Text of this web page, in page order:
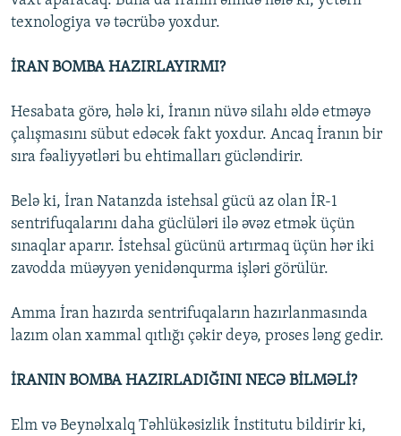
texnologiya və təcrübə yoxdur.
İRAN BOMBA HAZIRLAYIRMI?
Hesabata görə, hələ ki, İranın nüvə silahı əldə etməyə
çalışmasını sübut edəcək fakt yoxdur. Ancaq İranın bir
sıra fəaliyyətləri bu ehtimalları gücləndirir.
Belə ki, İran Natanzda istehsal gücü az olan İR-1
sentrifuqalarını daha güclüləri ilə əvəz etmək üçün
sınaqlar aparır. İstehsal gücünü artırmaq üçün hər iki
zavodda müəyyən yenidənqurma işləri görülür.
Amma İran hazırda sentrifuqaların hazırlanmasında
lazım olan xammal qıtlığı çəkir deyə, proses ləng gedir.
İRANIN BOMBA HAZIRLADIĞINI NECƏ BİLMƏLİ?
Elm və Beynəlxalq Təhlükəsizlik İnstitutu bildirir ki,